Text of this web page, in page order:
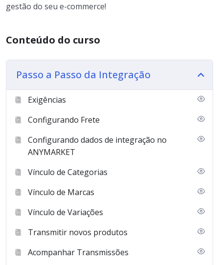
gestão do seu e-commerce!
Conteúdo do curso
Passo a Passo da Integração
Exigências
Configurando Frete
Configurando dados de integração no
ANYMARKET
Vínculo de Categorias
Vínculo de Marcas
Vínculo de Variações
Transmitir novos produtos
Acompanhar Transmissões